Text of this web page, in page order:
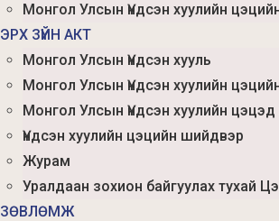
Монгол Улсын Үндсэн хуулийн
ЭРХ ЗҮЙН АКТ
Монгол Улсын Үндсэн хууль
Монгол Улсын Үндсэн хуулийн
Монгол Улсын Үндсэн хуулийн
Үндсэн хуулийн цэцийн шийдвэр
Журам
Уралдаан зохион байгуулах тухай
ЗӨВЛӨМЖ